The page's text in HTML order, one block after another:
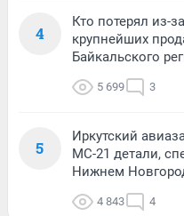
4
Кто потерял из-
крупнейших
Байкальского
5 699 3
5
Иркутский
МС-21 детали,
Нижнем
4 843 4